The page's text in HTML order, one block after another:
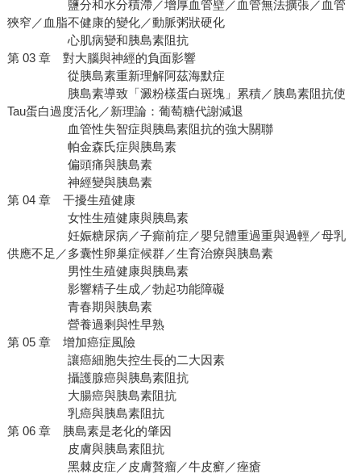
鹽分和水分積滯／增厚血管壁／血管無法擴張／血管
狹窄／血脂不健康的變化／動脈粥狀硬化
心肌病變和胰島素阻抗
第 03 章 對大腦與神經的負面影響
從胰島素重新理解阿茲海默症
胰島素導致「澱粉樣蛋白斑塊」累積／胰島素阻抗使
Tau蛋白過度活化／新理論：葡萄糖代謝減退
血管性失智症與胰島素阻抗的強大關聯
帕金森氏症與胰島素
偏頭痛與胰島素
神經變與胰島素
第 04 章 干擾生殖健康
女性生殖健康與胰島素
妊娠糖尿病／子癲前症／嬰兒體重過重與過輕／母乳
供應不足／多囊性卵巢症候群／生育治療與胰島素
男性生殖健康與胰島素
影響精子生成／勃起功能障礙
青春期與胰島素
營養過剩與性早熟
第 05 章 增加癌症風險
讓癌細胞失控生長的二大因素
攝護腺癌與胰島素阻抗
大腸癌與胰島素阻抗
乳癌與胰島素阻抗
第 06 章 胰島素是老化的肇因
皮膚與胰島素阻抗
黑棘皮症／皮膚贅瘤／牛皮癬／痤瘡